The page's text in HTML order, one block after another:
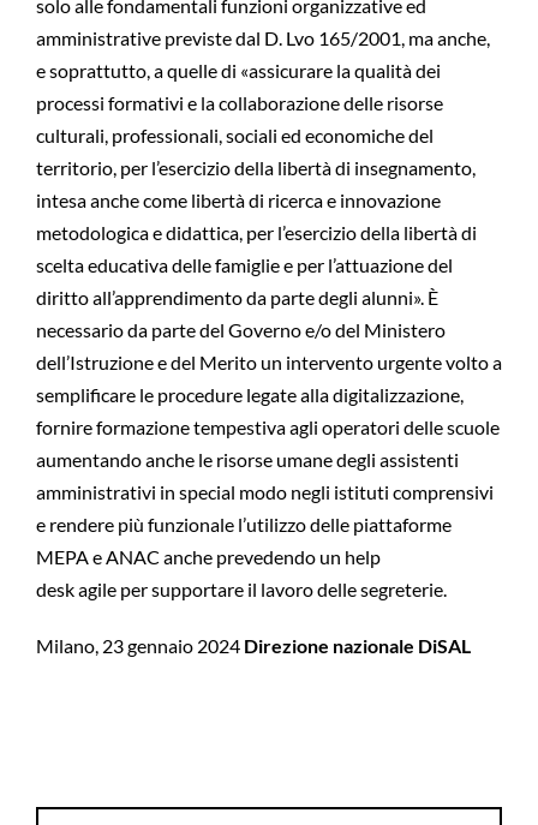
solo alle fondamentali funzioni organizzative ed
amministrative previste dal D. Lvo 165/2001, ma anche,
e soprattutto, a quelle di «assicurare la qualità dei
processi formativi e la collaborazione delle risorse
culturali, professionali, sociali ed economiche del
territorio, per l’esercizio della libertà di insegnamento,
intesa anche come libertà di ricerca e innovazione
metodologica e didattica, per l’esercizio della libertà di
scelta educativa delle famiglie e per l’attuazione del
diritto all’apprendimento da parte degli alunni». È
necessario da parte del Governo e/o del Ministero
dell’Istruzione e del Merito un intervento urgente volto a
semplificare le procedure legate alla digitalizzazione,
fornire formazione tempestiva agli operatori delle scuole
aumentando anche le risorse umane degli assistenti
amministrativi in special modo negli istituti comprensivi
e rendere più funzionale l’utilizzo delle piattaforme
MEPA e ANAC anche prevedendo un help
desk agile per supportare il lavoro delle segreterie.
Milano, 23 gennaio 2024 Direzione nazionale DiSAL